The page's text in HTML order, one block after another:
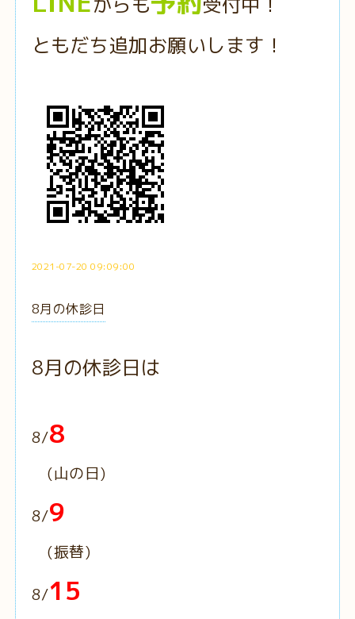
ともだち追加お願いします！
2021-07-20 09:09:00
8月の休診日
8月の休診日は
8/8
(山の日)
8/9
(振替)
8/15